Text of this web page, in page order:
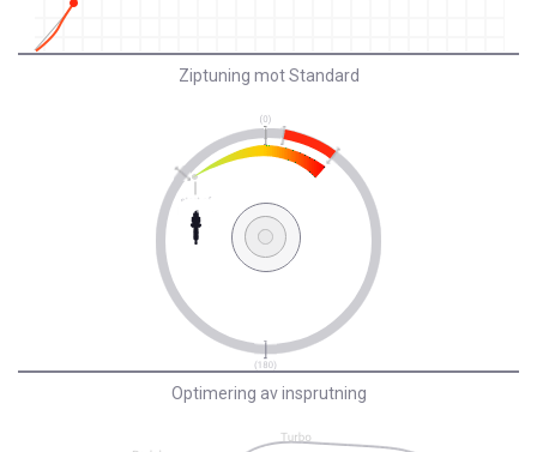
Ziptuning mot Standard
Optimering av insprutning